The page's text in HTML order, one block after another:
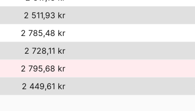
2 511,93 kr
2 785,48 kr
2 728,11 kr
2 795,68 kr
2 449,61 kr